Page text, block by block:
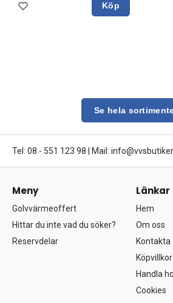
Köp
Se hela
Tel: 08 - 551 123 98 Mail:
Meny
Golvvärmeoffert
Hittar du inte vad du söker?
Reservdelar
Länkar
Hem
Om oss
Kontakta
Köpvillkor
Handla
Cookies